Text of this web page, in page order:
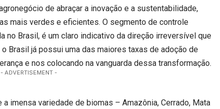
de abraçar a inovação e a sustentabilidade,
mais verdes e eficientes. O segmento de controle
no Brasil, é um claro indicativo da direção irreversível que
Brasil já possui uma das maiores taxas de adoção de
e nos colocando na vanguarda dessa transformação.
- ADVERTISEMENT -
imensa variedade de biomas – Amazônia, Cerrado, Mata